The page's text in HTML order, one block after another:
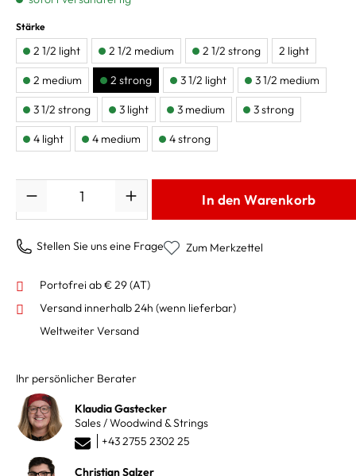
Stärke
2 1/2 light 2 1/2 medium 2 1/2 strong 2 light
2 medium 2 strong 3 1/2 light 3 1/2 medium
3 1/2 strong 3 light 3 medium 3 strong
4 light 4 medium 4 strong
In den Warenkorb
Stellen Sie uns eine Frage Zum Merkzettel
Portofrei ab € 29 (AT)
Versand innerhalb 24h (wenn lieferbar)
Weltweiter Versand
Ihr persönlicher Berater
Klaudia Gastecker
Sales / Woodwind & Strings
+43 2755 2302 25
Christian Salzer